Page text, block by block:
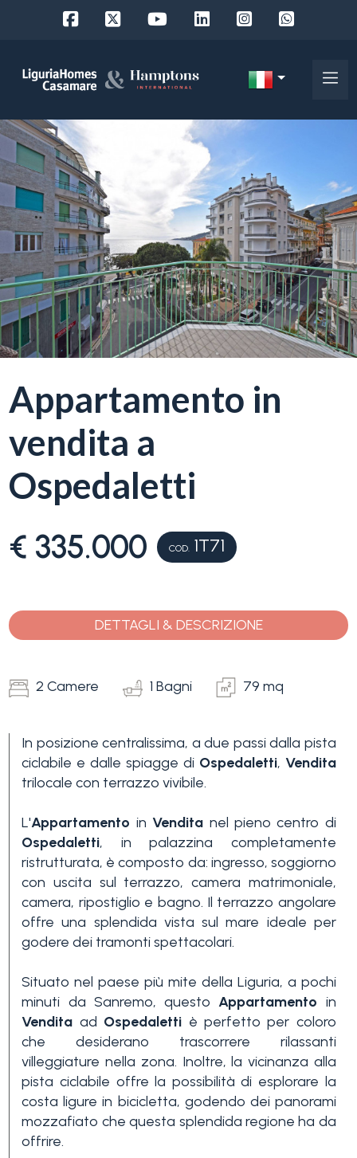
Appartamento in
vendita a
Ospedaletti
€ 335.000 COD. 1T71
DETTAGLI & DESCRIZIONE
2 Camere 1 Bagni 79 mq
In posizione centralissima, a due passi dalla pista
ciclabile e dalle spiagge di Ospedaletti, Vendita
trilocale con terrazzo vivibile.
L'Appartamento in Vendita nel pieno centro di
Ospedaletti, in palazzina completamente
ristrutturata, è composto da: ingresso, soggiorno
con uscita sul terrazzo, camera matrimoniale,
camera, ripostiglio e bagno. Il terrazzo angolare
offre una splendida vista sul mare ideale per
godere dei tramonti spettacolari.
Situato nel paese più mite della Liguria, a pochi
minuti da Sanremo, questoAppartamento in
Vendita ad Ospedaletti è perfetto per coloro
che desiderano trascorrere rilassanti
villeggiature nella zona. Inoltre, la vicinanza alla
pista ciclabile offre la possibilità di esplorare la
costa ligure in bicicletta, godendo dei panorami
mozzafiato che questa splendida regione ha da
offrire.
EN
FR
DE
RU
Chi
siamo
nostri
La
Ricerca
case
Blog
Preferiti
Scegli
dove
cercare
Provincia
Comune
Tipologia
-
Prezzo
Camere
minime
Qualsiasi
1
2